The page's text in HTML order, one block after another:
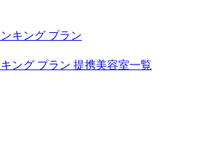
キング プラン
ング プラン 提携美容室一覧